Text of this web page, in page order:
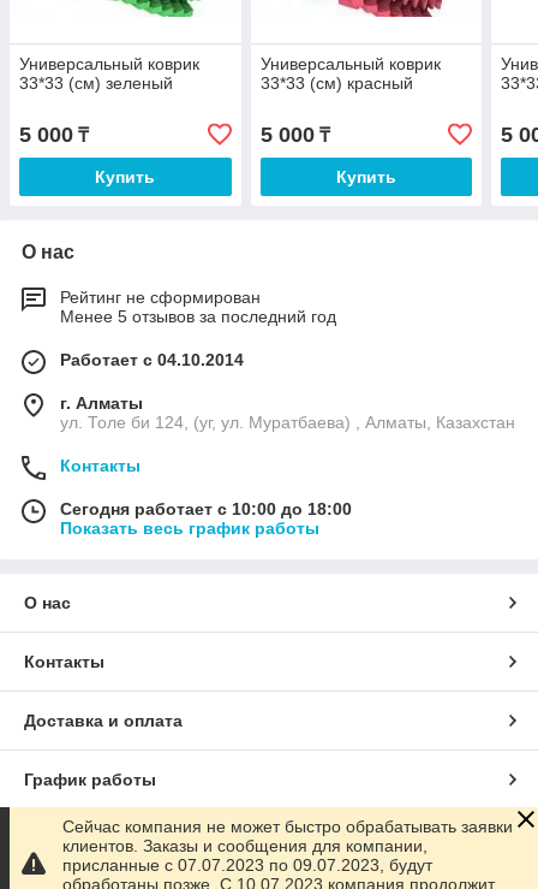
Универсальный коврик
33*33 (см) зеленый
5 000 ₸
Купить
Универсальный коврик
33*33 (см) красный
5 000₸
Купить
5
О нас
Рейтинг не сформирован
Менее 5 отзывов за последний год
Работает с 04.10.2014
г. Алматы
ул. Толе би 124, (уг, ул. Муратбаева) , Алматы, Казахстан
Контакты
Сегодня работает с 10:00 до 18:00
Показать весь график работы
О нас
Контакты
Доставка и оплата
График работы
Полная версия сайта
Сейчас компания не может быстро обрабатывать заявки
клиентов. Заказы и сообщения для компании,
присланные с 07.07.2023 по 09.07.2023, будут
обработаны позже. С 10.07.2023 компания продолжит